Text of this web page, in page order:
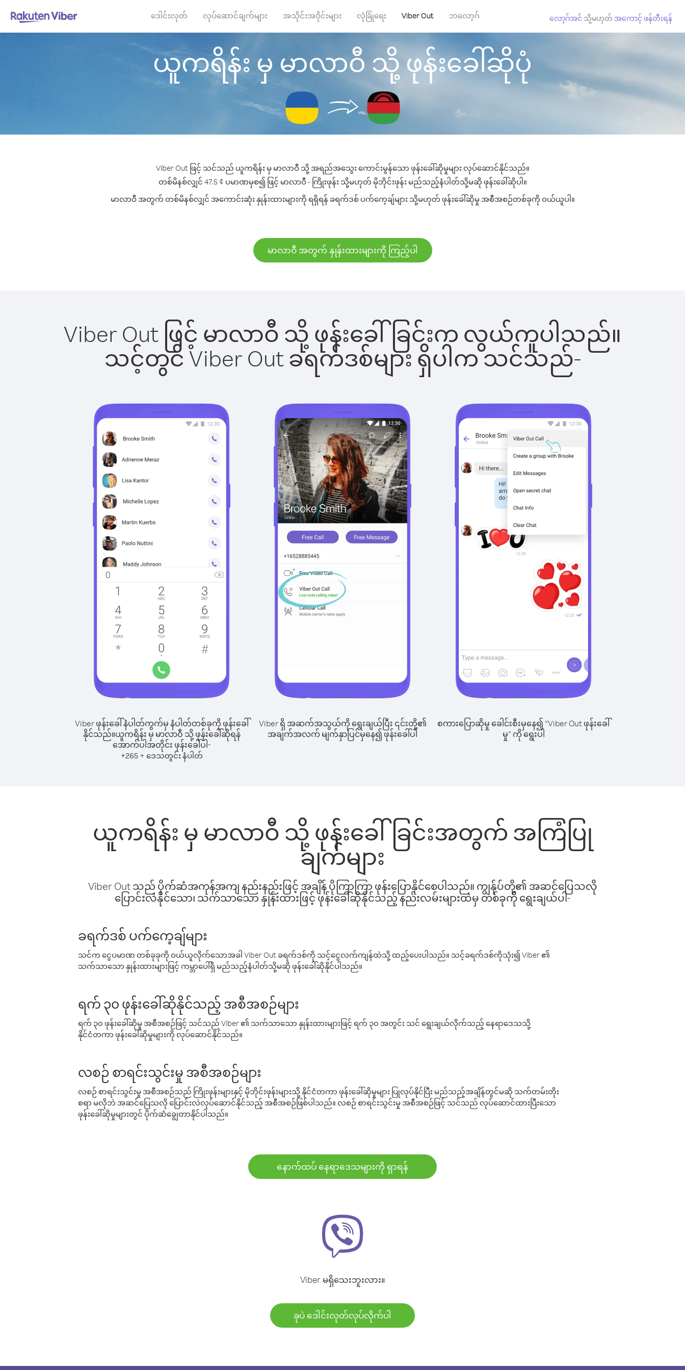
ဒေါင်းလုတ် လုပ်ဆောင်ချက်များ အသိုင်းအဝိုင်းများ လုံခြုံရေး Viber Out ဘလော့ဂ် လော့ဂ်အင် သို့မဟုတ် အကောင့် ဖန်တီးရန်
ယူကရိန်း မှ မာလာဝီ သို့ ဖုန်းခေါ်ဆိုပုံ
Viber Out ဖြင့် သင်သည် ယူကရိန်း မှ မာလာဝီ သို့ အရည်အသွေး ကောင်းမွန်သော ဖုန်းခေါ်ဆိုမှုများ လုပ်ဆောင်နိုင်သည်။
တစ်မိနစ်လျှင် 47.5 ¢ ပမာဏမှစ၍ ဖြင့် မာလာဝီ - ကြိုးဖုန်း သို့မဟုတ် မိုဘိုင်းဖုန်း မည်သည့်နံပါတ်သို့မဆို ဖုန်းခေါ်ဆိုပါ။
မာလာဝီ အတွက် တစ်မိနစ်လျှင် အကောင်းဆုံး နှုန်းထားများကို ရရှိရန် ခရက်ဒစ် ပက်ကေ့ချ်များ သို့မဟုတ် ဖုန်းခေါ်ဆိုမှု အစီအစဉ်တစ်ခုကို ဝယ်ယူပါ။
မာလာဝီ အတွက် နှုန်းထားများကို ကြည့်ပါ
Viber Out ဖြင့် မာလာဝီ သို့ ဖုန်းခေါ်ခြင်းက လွယ်ကူပါသည်။
သင့်တွင် Viber Out ခရက်ဒစ်များ ရှိပါက သင်သည်-
Viber ဖုန်းခေါ်နံပါတ်ကွက်မှ နံပါတ်တစ်ခုကို ဖုန်းခေါ်
နိုင်သည်။ယူကရိန်း မှ မာလာဝီ သို့ ဖုန်းခေါ်ဆိုရန်
အောက်ပါအတိုင်း ဖုန်းခေါ်ပါ-
+265+ ဒေသတွင်း နံပါတ်
Viber ရှိ အဆက်အသွယ်ကို ရွေးချယ်ပြီး ၎င်းတို့၏
အချက်အလက် မျက်နှာပြင်မှနေ၍ ဖုန်းခေါ်ပါ
စကားပြောဆိုမှု ခေါင်းစီးမှနေ၍ “Viber Out ဖုန်းခေါ်
မှု” ကို ရွေးပါ
ယူကရိန်း မှ မာလာဝီ သို့ ဖုန်းခေါ်ခြင်းအတွက် အကြံပြု
ချက်များ
Viber Out သည် ပိုက်ဆံအကုန်အကျ နည်းနည်းဖြင့် အချိန် ပိုကြာကြာ ဖုန်းပြောနိုင်စေပါသည်။ ကျွန်ုပ်တို့၏ အဆင်ပြေသလို
ပြောင်းလဲနိုင်သော၊ သက်သာသော နှုန်းထားဖြင့် ဖုန်းခေါ်ဆိုနိုင်သည့် နည်းလမ်းများထဲမှ တစ်ခုကို ရွေးချယ်ပါ-
ခရက်ဒစ် ပက်ကေ့ချ်များ
သင်က ငွေပမာဏ တစ်ခုခုကို ဝယ်ယူလိုက်သောအခါ Viber Out ခရက်ဒစ်ကို သင့်ငွေလက်ကျန်ထဲသို့ ထည့်ပေးပါသည်။ သင့်ခရက်ဒစ်ကိုသုံး၍ Viber ၏
သက်သာသော နှုန်းထားများဖြင့် ကမ္ဘာပေါ်ရှိ မည်သည့်နံပါတ်သို့မဆို ဖုန်းခေါ်ဆိုနိုင်ပါသည်။
ရက် ၃၀ ဖုန်းခေါ်ဆိုနိုင်သည့် အစီအစဉ်များ
ရက် ၃၀ ဖုန်းခေါ်ဆိုမှု အစီအစဉ်ဖြင့် သင်သည် Viber ၏ သက်သာသော နှုန်းထားများဖြင့် ရက် ၃၀ အတွင်း သင် ရွေးချယ်လိုက်သည့် နေရာဒေသသို့
နိုင်ငံတကာ ဖုန်းခေါ်ဆိုမှုများကို လုပ်ဆောင်နိုင်သည်။
လစဉ် စာရင်းသွင်းမှု အစီအစဉ်များ
လစဉ် စာရင်းသွင်းမှု အစီအစဉ်သည် ကြိုးဖုန်းများနှင့် မိုဘိုင်းဖုန်းများသို့ နိုင်ငံတကာ ဖုန်းခေါ်ဆိုမှုများ ပြုလုပ်နိုင်ပြီး မည်သည့်အချိန်တွင်မဆို သက်တမ်းတိုး
စရာ မလိုဘဲ အဆင်ပြေသလို ပြောင်းလဲလုပ်ဆောင်နိုင်သည့် အစီအစဉ်ဖြစ်ပါသည်။ လစဉ် စာရင်းသွင်းမှု အစီအစဉ်ဖြင့် သင်သည် လုပ်ဆောင်ထားပြီးသော
ဖုန်းခေါ်ဆိုမှုများတွင် ပိုက်ဆံချွေတာနိုင်ပါသည်။
နောက်ထပ် နေရာဒေသများကို ရှာရန်
Viber မရှိသေးဘူးလား။
ခုပဲ ဒေါင်းလုတ်လုပ်လိုက်ပါ